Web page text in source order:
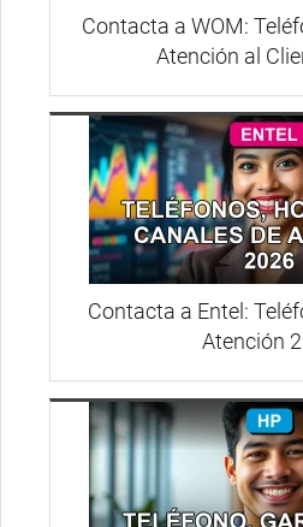
Contacta a WOM:
Atención al
Contacta a Entel:
Atención